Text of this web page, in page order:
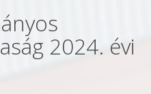
2024. évi